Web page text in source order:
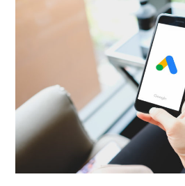
annonce
sur
google
ads